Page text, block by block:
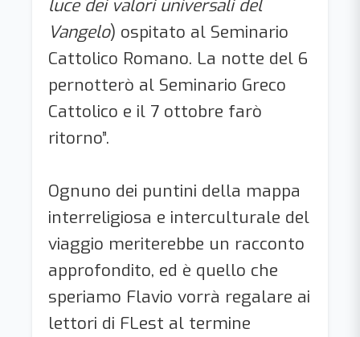
luce dei valori universali del
Vangelo) ospitato al Seminario
Cattolico Romano. La notte del 6
pernotterò al Seminario Greco
Cattolico e il 7 ottobre farò
ritorno”.
Ognuno dei puntini della mappa
interreligiosa e interculturale del
viaggio meriterebbe un racconto
approfondito, ed è quello che
speriamo Flavio vorrà regalare ai
lettori di FLest al termine